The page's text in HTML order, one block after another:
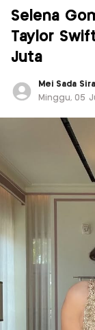
Selena
Taylor
Juta
Mei Sada
Minggu, 05